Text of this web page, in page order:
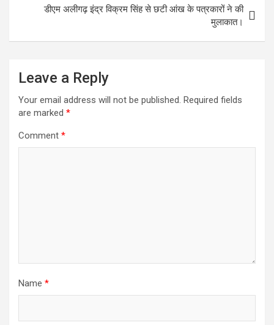
डीएम अलीगढ़ इंद्र विक्रम सिंह से छटी आंख के पत्रकारों ने की
मुलाकात।
Leave a Reply
Your email address will not be published. Required fields
are marked *
Comment *
Name *